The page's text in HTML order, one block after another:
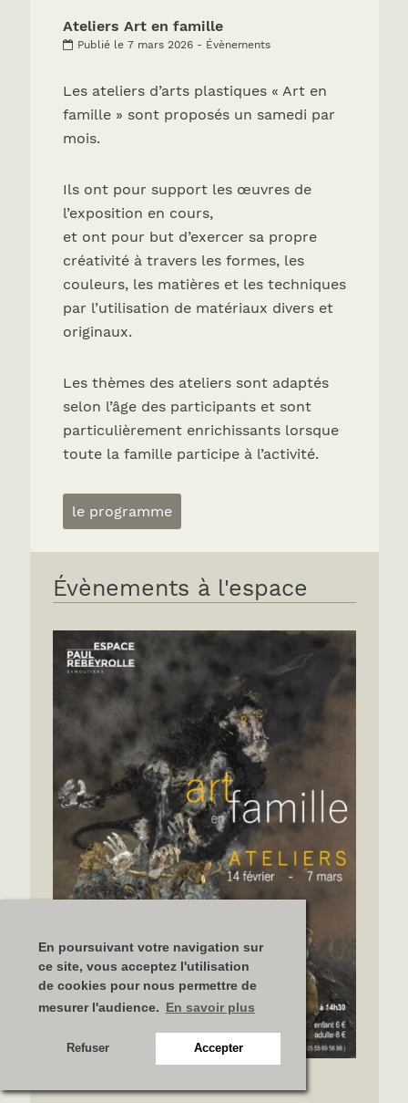
En poursuivant votre navigation sur
ce site, vous acceptez l'utilisation
de cookies pour nous permettre de
mesurer l'audience. En savoir plus
Refuser Accepter
Ateliers Art en famille
Publié le 7 mars 2026 - Évènements
Les ateliers d’arts plastiques « Art en
famille » sont proposés un samedi par
mois.
Ils ont pour support les œuvres de
l’exposition en cours,
et ont pour but d’exercer sa propre
créativité à travers les formes, les
couleurs, les matières et les techniques
par l’utilisation de matériaux divers et
originaux.
Les thèmes des ateliers sont adaptés
selon l’âge des participants et sont
particulièrement enrichissants lorsque
toute la famille participe à l’activité.
le programme
Évènements à l'espace